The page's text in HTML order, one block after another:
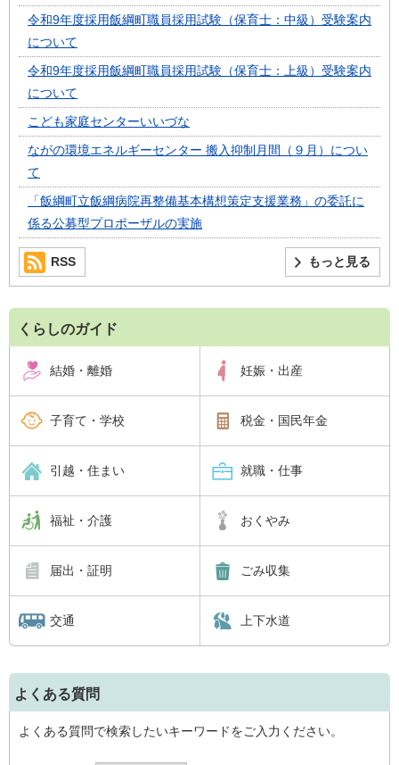
令和9年度採用飯綱町職員採用試験（保育士：中級）受験案内
について
令和9年度採用飯綱町職員採用試験（保育士：上級）受験案内
について
こども家庭センターいいづな
ながの環境エネルギーセンター 搬入抑制月間（９月）につい
て
「飯綱町立飯綱病院再整備基本構想策定支援業務」の委託に
係る公募型プロポーザルの実施
もっと見る
RSS
くらしのガイド
結婚・離婚 妊娠・出産
子育て・学校 税金・国民年金
引越・住まい 就職・仕事
福祉・介護 おくやみ
届出・証明 ごみ収集
交通 上下水道
よくある質問
よくある質問で検索したいキーワードをご入力ください。